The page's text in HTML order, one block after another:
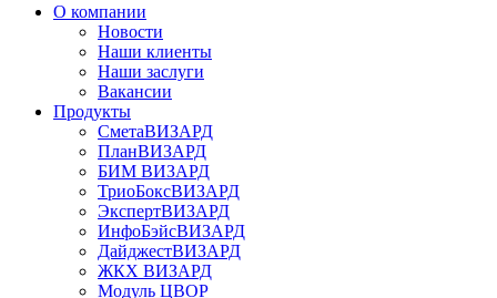
О компании
Новости
Наши клиенты
Наши заслуги
Вакансии
Продукты
СметаВИЗАРД
ПланВИЗАРД
БИМ ВИЗАРД
ТриоБоксВИЗАРД
ЭкспертВИЗАРД
ИнфоБэйсВИЗАРД
ДайджестВИЗАРД
ЖКХ ВИЗАРД
Модуль ЦВОР